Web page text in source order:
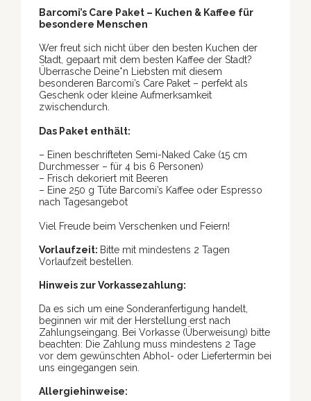
Barcomi’s Care Paket – Kuchen & Kaffee für
besondere Menschen
Wer freut sich nicht über den besten Kuchen der
Stadt, gepaart mit dem besten Kaffee der Stadt?
Überrasche Deine*n Liebsten mit diesem
besonderen Barcomi’s Care Paket – perfekt als
Geschenk oder kleine Aufmerksamkeit
zwischendurch.
Das Paket enthält:
– Einen beschrifteten Semi-Naked Cake (15 cm
Durchmesser – für 4 bis 6 Personen)
– Frisch dekoriert mit Beeren
– Eine 250 g Tüte Barcomi’s Kaffee oder Espresso
nach Tagesangebot
Viel Freude beim Verschenken und Feiern!
Vorlaufzeit: Bitte mit mindestens 2 Tagen
Vorlaufzeit bestellen.
Hinweis zur Vorkassezahlung:
Da es sich um eine Sonderanfertigung handelt,
beginnen wir mit der Herstellung erst nach
Zahlungseingang. Bei Vorkasse (Überweisung) bitte
beachten: Die Zahlung muss mindestens 2 Tage
vor dem gewünschten Abhol- oder Liefertermin bei
uns eingegangen sein.
Allergiehinweise: